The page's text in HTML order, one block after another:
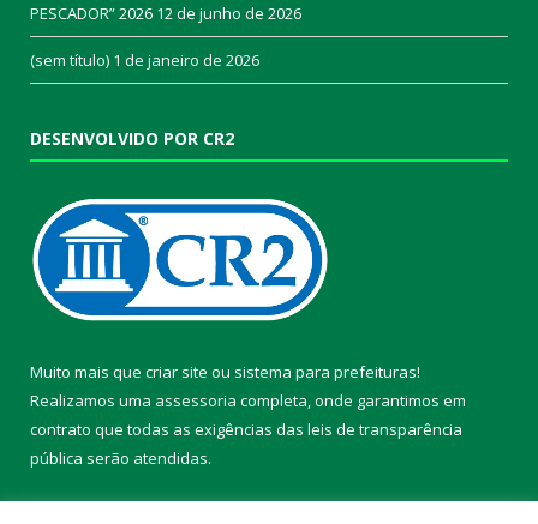
PESCADOR” 2026 12 de junho de 2026
(sem título) 1 de janeiro de 2026
DESENVOLVIDO POR CR2
Muito mais que criar site ou sistema para prefeituras!
Realizamos uma assessoria completa, onde garantimos em
contrato que todas as exigências das leis de transparência
pública serão atendidas.